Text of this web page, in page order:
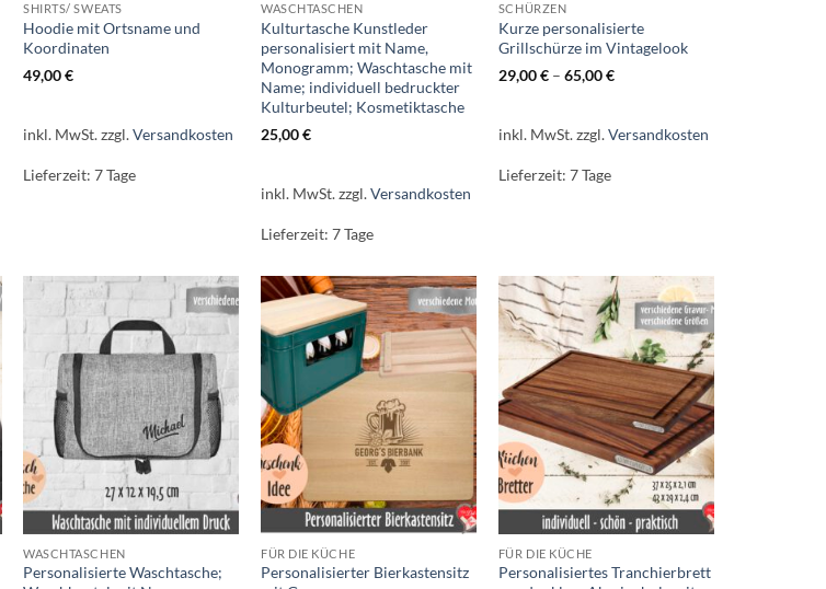
SHIRTS/ SWEATS
Hoodie mit Ortsname und
Koordinaten
49,00€
inkl. MwSt.zzgl.Versandkosten
Lieferzeit:7 Tage
WASCHTASCHEN
Kulturtasche Kunstleder
personalisiert mit Name,
Monogramm; Waschtasche mit
Name; individuell bedruckter
Kulturbeutel; Kosmetiktasche
25,00€
inkl. MwSt.zzgl.Versandkosten
Lieferzeit:7 Tage
SCHÜRZEN
Kurze personalisierte
Grillschürze im Vintagelook
29,00€– 65,00€
inkl. MwSt.zzgl.Versandkosten
Lieferzeit: 7 Tage
WASCHTASCHEN
Personalisierte Waschtasche;
FÜR DIE KÜCHE
Personalisierter Bierkastensitz
FÜR DIE KÜCHE
Personalisiertes Tranchierbrett